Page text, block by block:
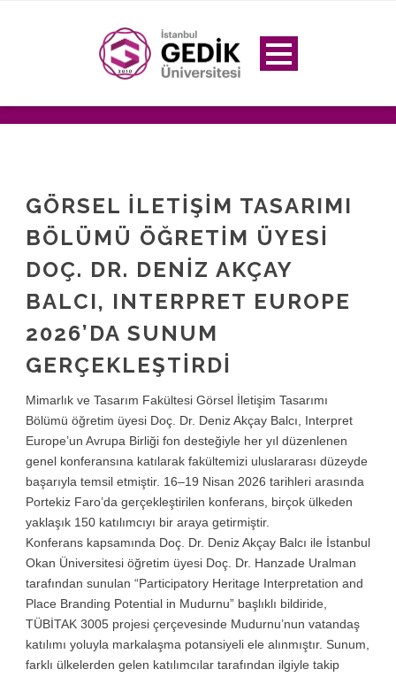
GÖRSEL İLETIŞIM TASARIMI
BÖLÜMÜ ÖĞRETIM ÜYESI
DOÇ. DR. DENIZ AKÇAY
BALCI, INTERPRET EUROPE
2026’DA SUNUM
GERÇEKLEŞTIRDI
Mimarlık ve Tasarım Fakültesi Görsel İletişim Tasarımı
Bölümü öğretim üyesi Doç. Dr. Deniz Akçay Balcı, Interpret
Europe’un Avrupa Birliği fon desteğiyle her yıl düzenlenen
genel konferansına katılarak fakültemizi uluslararası düzeyde
başarıyla temsil etmiştir. 16–19 Nisan 2026 tarihleri arasında
Portekiz Faro’da gerçekleştirilen konferans, birçok ülkeden
yaklaşık 150 katılımcıyı bir araya getirmiştir.
Konferans kapsamında Doç. Dr. Deniz Akçay Balcı ile İstanbul
Okan Üniversitesi öğretim üyesi Doç. Dr. Hanzade Uralman
tarafından sunulan “Participatory Heritage Interpretation and
Place Branding Potential in Mudurnu” başlıklı bildiride,
TÜBİTAK 3005 projesi çerçevesinde Mudurnu’nun vatandaş
katılımı yoluyla markalaşma potansiyeli ele alınmıştır. Sunum,
farklı ülkelerden gelen katılımcılar tarafından ilgiyle takip